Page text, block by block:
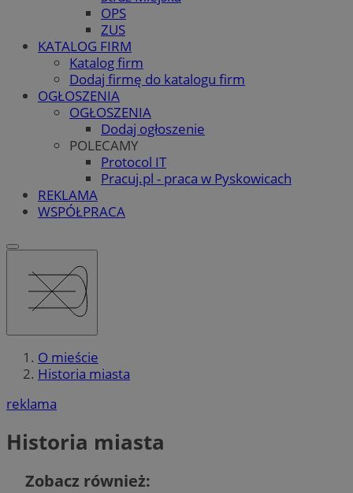
OPS
ZUS
KATALOG FIRM
Katalog firm
Dodaj firmę do katalogu firm
OGŁOSZENIA
OGŁOSZENIA
Dodaj ogłoszenie
POLECAMY
Protocol IT
Pracuj.pl - praca w Pyskowicach
REKLAMA
WSPÓŁPRACA
O mieście
Historia miasta
reklama
Historia miasta
Zobacz również: